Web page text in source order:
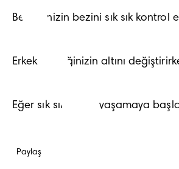
Bebeğinizin bezini sık sık
Erkek bebeğinizin altını
Eğer sık sık sızıntı yaşamaya
Paylaş